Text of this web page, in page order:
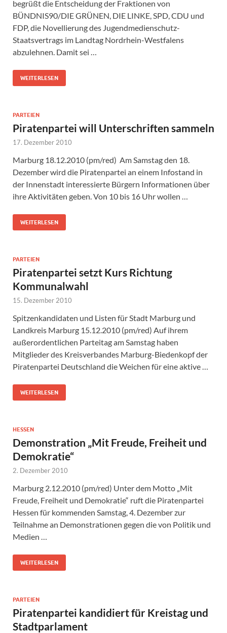
begrüßt die Entscheidung der Fraktionen von
BÜNDNIS90/DIE GRÜNEN, DIE LINKE, SPD, CDU und
FDP, die Novellierung des Jugendmedienschutz-
Staatsvertrags im Landtag Nordrhein-Westfalens
abzulehnen. Damit sei …
WEITERLESEN
PARTEIEN
Piratenpartei will Unterschriften sammeln
17. Dezember 2010
Marburg 18.12.2010 (pm/red) Am Samstag den 18.
Dezember wird die Piratenpartei an einem Infostand in
der Innenstadt interessierte Bürgern Informationen über
ihre Aktivitäten geben. Von 10 bis 16 Uhr wollen …
WEITERLESEN
PARTEIEN
Piratenpartei setzt Kurs Richtung
Kommunalwahl
15. Dezember 2010
Spitzenkandidaten und Listen für Stadt Marburg und
Landkreis Marburg 15.12.2010 (pm/red) Auf ihrem
außerordentlichen Parteitag am Samstag haben
Mitglieder des Kreisverbandes Marburg-Biedenkopf der
Piratenpartei Deutschland die Weichen für eine aktive …
WEITERLESEN
HESSEN
Demonstration „Mit Freude, Freiheit und
Demokratie“
2. Dezember 2010
Marburg 2.12.2010 (pm/red) Unter dem Motto „Mit
Freude, Freiheit und Demokratie“ ruft die Piratenpartei
Hessen für kommenden Samstag, 4. Dezember zur
Teilnahme an Demonstrationen gegen die von Politik und
Medien …
WEITERLESEN
PARTEIEN
Piratenpartei kandidiert für Kreistag und
Stadtparlament